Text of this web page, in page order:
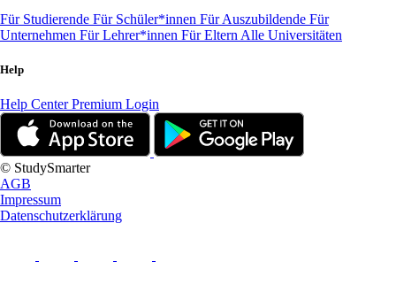
Für Studierende Für Schüler*innen Für Auszubildende Für
Unternehmen Für Lehrer*innen Für Eltern Alle Universitäten
Help
Help CenterPremium Login
© StudySmarter
AGB
Impressum
Datenschutzerklärung